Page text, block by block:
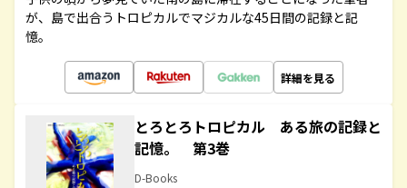
が、島で出合うトロピカルでマジカルな45日間の記録と記
憶。
詳細を見る
とろとろトロピカル ある旅の記録と
記憶。 第3巻
D-Books